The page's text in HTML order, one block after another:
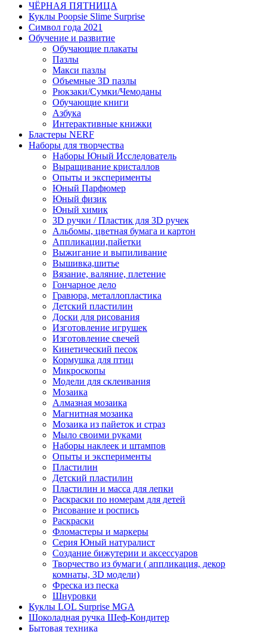
ЧЁРНАЯ ПЯТНИЦА
Куклы Poopsie Slime Surprise
Символ года 2021
Обучение и развитие
Обучающие плакаты
Пазлы
Макси пазлы
Объемные 3D пазлы
Рюкзаки/Сумки/Чемоданы
Обучающие книги
Азбука
Интерактивные книжки
Бластеры NERF
Наборы для творчества
Наборы Юный Исследователь
Выращивание кристаллов
Опыты и эксперименты
Юный Парфюмер
Юный физик
Юный химик
3D ручки / Пластик для 3D ручек
Альбомы, цветная бумага и картон
Аппликации,пайетки
Выжигание и выпиливание
Вышивка,шитье
Вязание, валяние, плетение
Гончарное дело
Гравюра, металлопластика
Детский пластилин
Доски для рисования
Изготовление игрушек
Изготовление свечей
Кинетический песок
Кормушка для птиц
Микроскопы
Модели для склеивания
Мозаика
Алмазная мозаика
Магнитная мозаика
Мозаика из пайеток и страз
Мыло своими руками
Наборы наклеек и штампов
Опыты и эксперименты
Пластилин
Детский пластилин
Пластилин и масса для лепки
Раскраски по номерам для детей
Рисование и роспись
Раскраски
Фломастеры и маркеры
Серия Юный натуралист
Создание бижутерии и аксессуаров
Творчество из бумаги ( аппликация, декор
комнаты, 3D модели)
Фреска из песка
Шнуровки
Куклы LOL Surprise MGA
Шоколадная ручка Шеф-Кондитер
Бытовая техника